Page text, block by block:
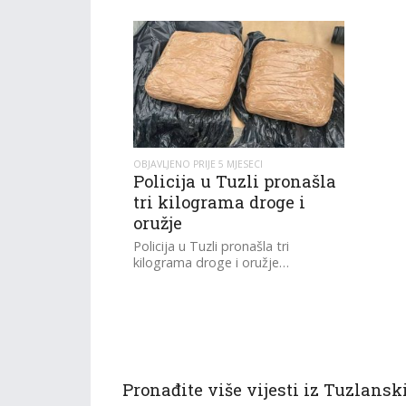
umro, ispričao je jedan komšija
OBJAVLJENO PRIJE 5 MJESECI
Policija u Tuzli pronašla
tri kilograma droge i
oružje
Policija u Tuzli pronašla tri
kilograma droge i oružje…
Pronađite više vijesti iz